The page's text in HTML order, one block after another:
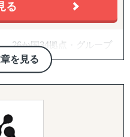
く、特にニーズの高い支
海外進出 現地顧問サービ
、現地のリアルで答え合
ービス。
る
を見る
26か国34拠点・グループ
ルティングファームで
て初めてインドに進出し、
実績・ノウハウも豊富に